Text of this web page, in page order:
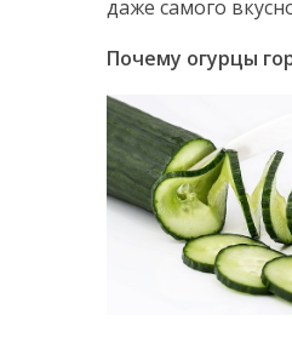
даже самого
Почему огурцы